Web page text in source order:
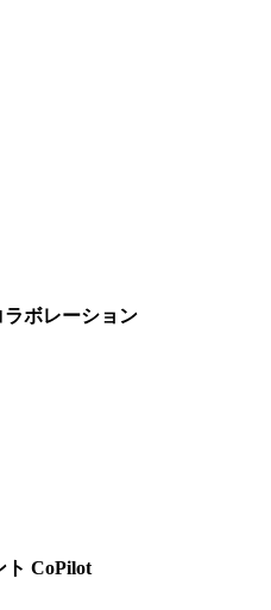
ボレーション
ト CoPilot